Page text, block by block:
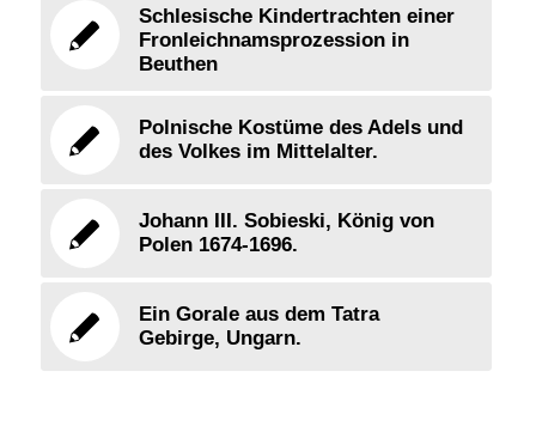
Schlesische Kindertrachten einer
Fronleichnamsprozession in
Beuthen
Polnische Kostüme des Adels und
des Volkes im Mittelalter.
Johann III. Sobieski, König von
Polen 1674-1696.
Ein Gorale aus dem Tatra
Gebirge, Ungarn.